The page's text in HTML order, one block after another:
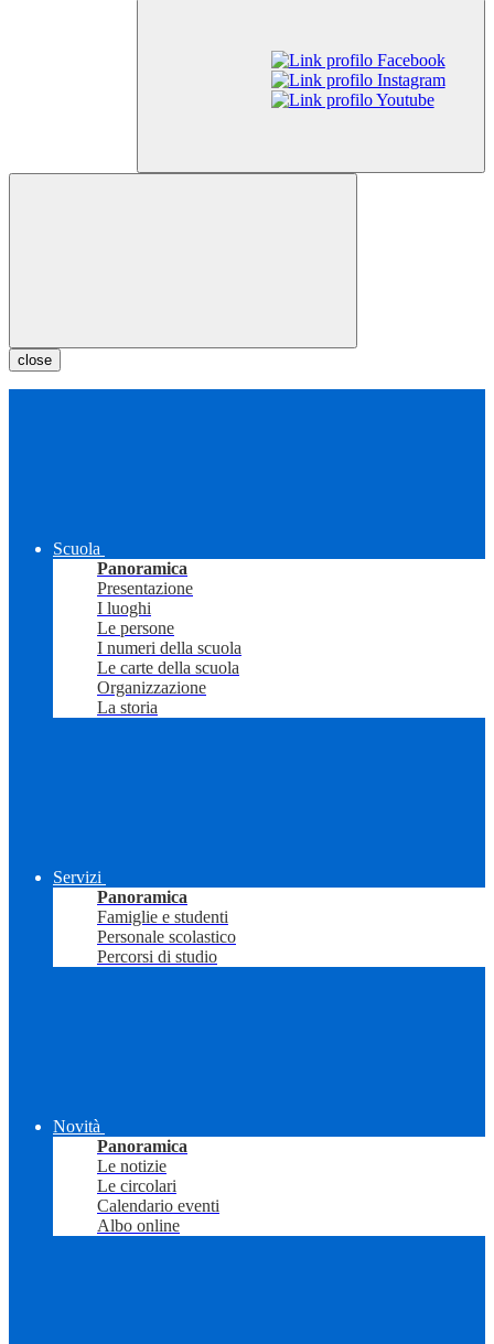
close
Scuola
Panoramica
Presentazione
I luoghi
Le persone
I numeri della scuola
Le carte della scuola
Organizzazione
La storia
Servizi
Panoramica
Famiglie e studenti
Personale scolastico
Percorsi di studio
Novità
Panoramica
Le notizie
Le circolari
Calendario eventi
Albo online